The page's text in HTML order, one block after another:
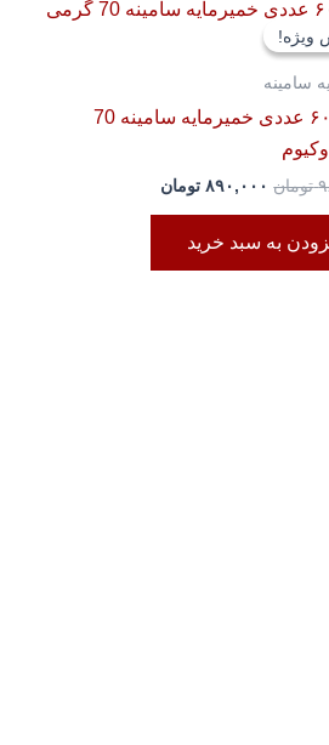
ویژه!
ویژه!
سامینه
کارتن ۶۰ عددی خمیرمایه سامینه 70
تومان
اصلی:
۸۹۰,۰۰۰ تومان
به سبد خرید